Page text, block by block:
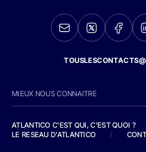
MIEUX NOUS CONNAITRE
ATLANTICO C'EST QUI, C'EST QUOI ?
LE RESEAU D'ATLANTICO
/